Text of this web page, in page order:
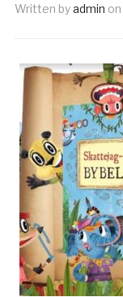
Written byadmin on